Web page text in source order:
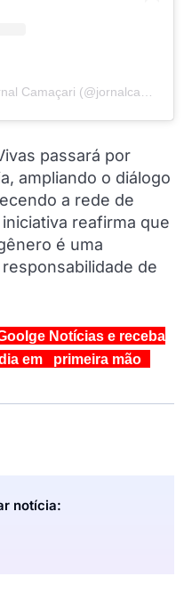
Um post compartilhado por Jornal Camaçari (@jornalcamacari)
passará por
ampliando o diálogo
a rede de
reafirma que
é uma
de
Notícias e receba
em primeira mão
notícia: